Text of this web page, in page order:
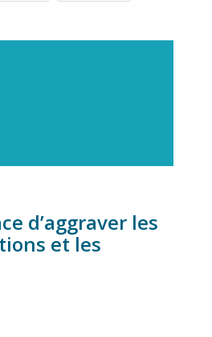
d’aggraver les
et les